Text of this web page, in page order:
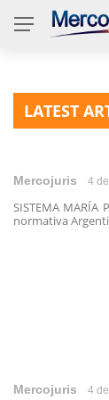
LATEST
Mercojuris 4
SISTEMA MARÍA
normativa
Mercojuris 4